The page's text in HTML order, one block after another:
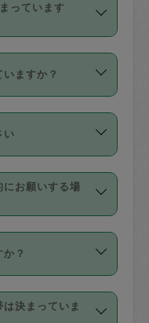
っています
です。3時間を
延長機能をご
用いただくに
要です。な
値引き等はござ
ますか？
スカジさん自
います。
は最初は制限
ビューの平均
な最高額が上
います。
い
ード（Visa／
EXPRESS／
ます。
。プロフィー
かなくても大
お願いする場
定期（毎週｜
の依頼は「ス
ご利用できま
ていない代わ
？
発生し、依頼
支払いとなり
決まっていま